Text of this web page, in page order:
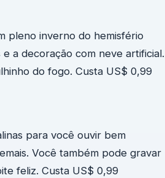
pleno inverno do hemisfério
a decoração com neve artificial.
do fogo. Custa US$ 0,99
para você ouvir bem
Você também pode gravar
feliz. Custa US$ 0,99